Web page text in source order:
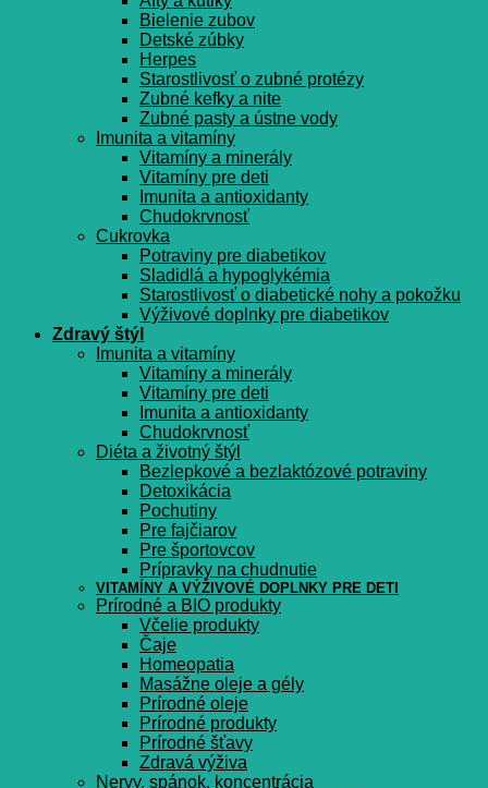
Bielenie zubov
Detské zúbky
Herpes
Starostlivosť o zubné protézy
Zubné kefky a nite
Zubné pasty a ústne vody
Imunita a vitamíny
Vitamíny a minerály
Vitamíny pre deti
Imunita a antioxidanty
Chudokrvnosť
Cukrovka
Potraviny pre diabetikov
Sladidlá a hypoglykémia
Starostlivosť o diabetické nohy a pokožku
Výživové doplnky pre diabetikov
Zdravý štýl
Imunita a vitamíny
Vitamíny a minerály
Vitamíny pre deti
Imunita a antioxidanty
Chudokrvnosť
Diéta a životný štýl
Bezlepkové a bezlaktózové potraviny
Detoxikácia
Pochutiny
Pre fajčiarov
Pre športovcov
Prípravky na chudnutie
VITAMÍNY A VÝŽIVOVÉ DOPLNKY PRE DETI
Prírodné a BIO produkty
Včelie produkty
Čaje
Homeopatia
Masážne oleje a gély
Prírodné oleje
Prírodné produkty
Prírodné šťavy
Zdravá výživa
Nervy, spánok, koncentrácia